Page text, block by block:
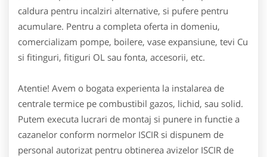
caldura pentru incalziri alternative, si pufere pentru
acumulare. Pentru a completa oferta in domeniu,
comercializam pompe, boilere, vase expansiune, tevi Cu
si fitinguri, fitiguri OL sau fonta, accesorii, etc.
Atentie! Avem o bogata experienta la instalarea de
centrale termice pe combustibil gazos, lichid, sau solid.
Putem executa lucrari de montaj si punere in functie a
cazanelor conform normelor ISCIR si dispunem de
personal autorizat pentru obtinerea avizelor ISCIR de